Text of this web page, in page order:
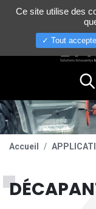
Accueil
Gestion de vos
Ce site utilise des
Tout